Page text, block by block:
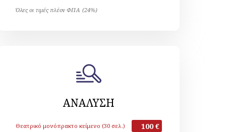
Όλες οι τιμές πλέον ΦΠΑ (24%)
ΑΝΑΛΥΣΗ
Θεατρικό μονόπρακτο κείμενο (30 σελ.) 100 €